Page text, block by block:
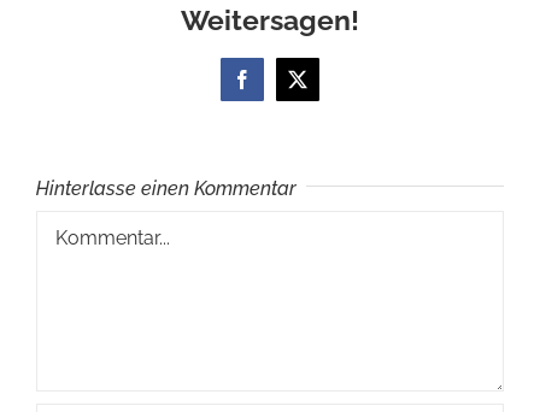
Weitersagen!
Facebook
X
Hinterlasse einen Kommentar
Kommentar